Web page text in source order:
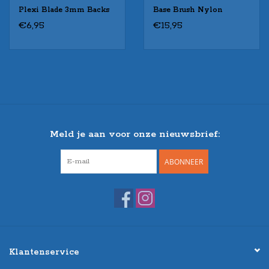
Plexi Blade 3mm Backs
€6,95
Base Brush Nylon
€15,95
Meld je aan voor onze nieuwsbrief:
ABONNEER
Klantenservice